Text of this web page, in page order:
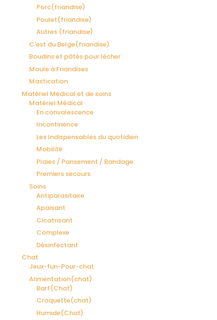
Porc(friandise)
Poulet(friandise)
Autres (friandise)
C'est du Belge(friandise)
Boudins et pâtés pour lécher
Moule à Friandises
Mastication
Matériel Médical et de soins
Matériel Médical
En convalescence
Incontinence
Les Indispensables du quotidien
Mobilité
Plaies / Pansement / Bandage
Premiers secours
Soins
Antiparasitaire
Apaisant
Cicatrisant
Complexe
Désinfectant
Chat
Jeux-fun-Pour-chat
Alimentation(chat)
Barf(Chat)
Croquette(chat)
Humide(Chat)